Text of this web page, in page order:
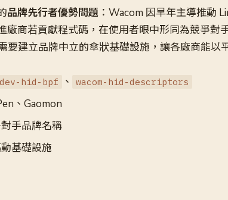
品牌先行者優勢問題 ：Wacom 因早年主導推動
廠商若貢獻程式碼，在使用者眼中形同為競爭對
要建立品牌中立的傘狀基礎設施，讓各廠商能以
hid-bpf 、 wacom-hid-descriptors
、Gaomon
手品牌名稱
基礎設施